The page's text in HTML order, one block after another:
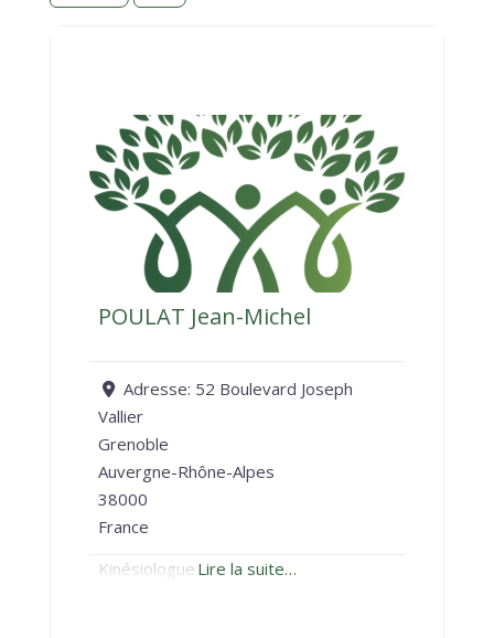
POULAT Jean-Michel
Adresse: 52 Boulevard Joseph
Vallier
Grenoble
Auvergne-Rhône-Alpes
38000
France
Kinésiologue Lire la suite…